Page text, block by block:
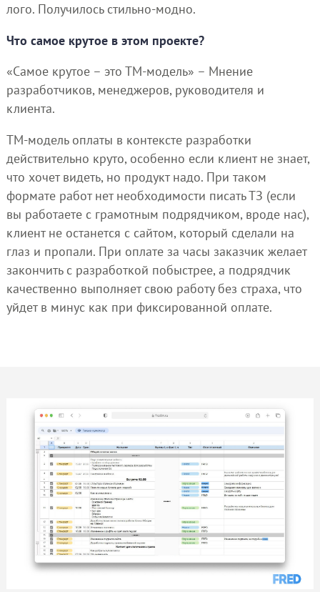
лого. Получилось стильно-модно.
Что самое крутое в этом проекте?
«Самое крутое – это ТМ-модель» – Мнение
разработчиков, менеджеров, руководителя и
клиента.
ТМ-модель оплаты в контексте разработки
действительно круто, особенно если клиент не знает,
что хочет видеть, но продукт надо. При таком
формате работ нет необходимости писать ТЗ (если
вы работаете с грамотным подрядчиком, вроде нас),
клиент не останется с сайтом, который сделали на
глаз и пропали. При оплате за часы заказчик желает
закончить с разработкой побыстрее, а подрядчик
качественно выполняет свою работу без страха, что
уйдет в минус как при фиксированной оплате.